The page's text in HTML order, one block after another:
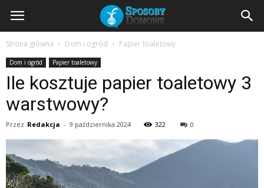
SposobyDomowe.pl
sposoby
Strona główna Dom i ogród Papier toaletowy
Dom i ogród Papier toaletowy
Ile kosztuje papier toaletowy 3
warstwowy?
Przez Redakcja - 9 października 2024 322 0